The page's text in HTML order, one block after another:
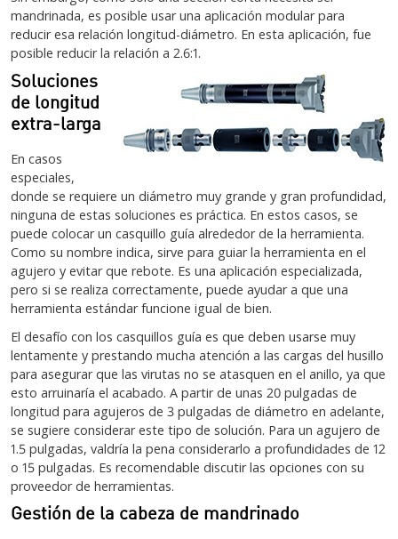
mandrinada, es posible usar una aplicación modular para
reducir esa relación longitud-diámetro. En esta aplicación, fue
posible reducir la relación a 2.6:1.
Soluciones
de longitud
extra-larga
En casos
especiales,
donde se requiere un diámetro muy grande y gran profundidad,
ninguna de estas soluciones es práctica. En estos casos, se
puede colocar un casquillo guía alrededor de la herramienta.
Como su nombre indica, sirve para guiar la herramienta en el
agujero y evitar que rebote. Es una aplicación especializada,
pero si se realiza correctamente, puede ayudar a que una
herramienta estándar funcione igual de bien.
El desafío con los casquillos guía es que deben usarse muy
lentamente y prestando mucha atención a las cargas del husillo
para asegurar que las virutas no se atasquen en el anillo, ya que
esto arruinaría el acabado. A partir de unas 20 pulgadas de
longitud para agujeros de 3 pulgadas de diámetro en adelante,
se sugiere considerar este tipo de solución. Para un agujero de
1.5 pulgadas, valdría la pena considerarlo a profundidades de 12
o 15 pulgadas. Es recomendable discutir las opciones con su
proveedor de herramientas.
Gestión de la cabeza de mandrinado